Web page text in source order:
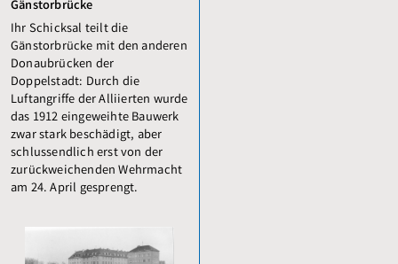
Gänstorbrücke
Ihr Schicksal teilt die
Gänstorbrücke mit den anderen
Donaubrücken der
Doppelstadt: Durch die
Luftangriffe der Alliierten wurde
das 1912 eingeweihte Bauwerk
zwar stark beschädigt, aber
schlussendlich erst von der
zurück­weichenden Wehrmacht
am 24. April gesprengt.